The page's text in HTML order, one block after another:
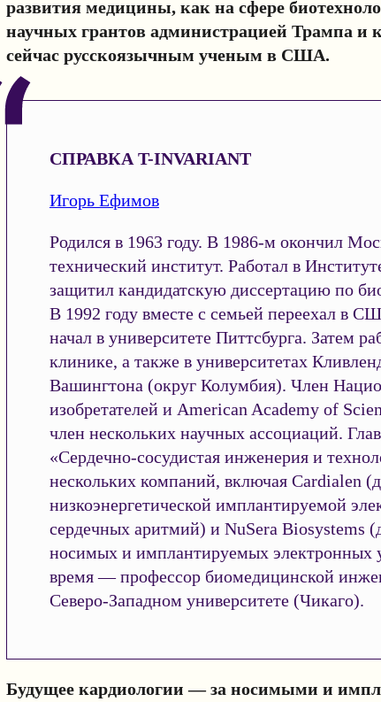
развития медицины, как на сфере
научных грантов администрацией Трампа и
сейчас русскоязычным ученым в США.
СПРАВКА T-INVARIANT
Игорь Ефимов
Родился в 1963 году. В 1986-м окончил
технический институт. Работал в
защитил кандидатскую диссертацию по
В 1992 году вместе с семьей переехал в
начал в университете Питтсбурга. Затем
клинике, а также в университетах
Вашингтона (округ Колумбия). Член
изобретателей и American Academy of
член нескольких научных ассоциаций.
«Сердечно-сосудистая инженерия и
нескольких компаний, включая Cardialen
низкоэнергетической имплантируемой
сердечных аритмий) и NuSera Biosystems
носимых и имплантируемых электронных
время — профессор биомедицинской
Северо-Западном университете (Чикаго).
Будущее кардиологии — за носимыми и